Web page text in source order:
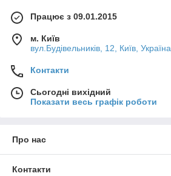
Працює з 09.01.2015
м. Київ
вул.Будівельників, 12, Київ, Україна
Контакти
Сьогодні вихідний
Показати весь графік роботи
Про нас
Контакти